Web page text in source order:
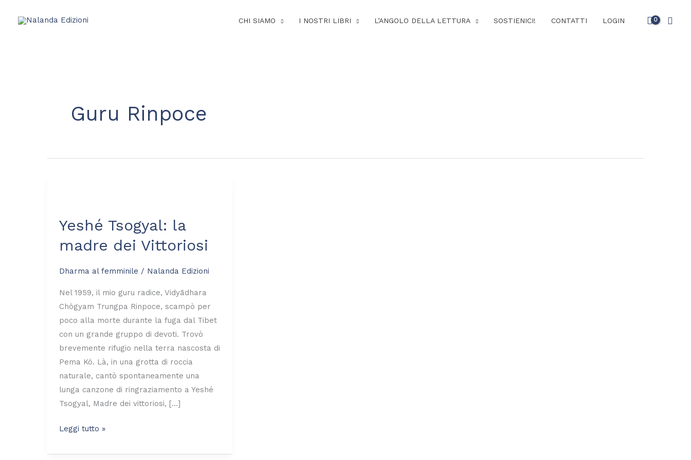
CHI SIAMO I NOSTRI LIBRI L’ANGOLO DELLA LETTURA SOSTIENICI! CONTATTI LOGIN
Guru Rinpoce
Yeshé Tsogyal: la
madre dei Vittoriosi
Dharma al femminile / Nalanda Edizioni
Nel 1959, il mio guru radice, Vidyādhara
Chögyam Trungpa Rinpoce, scampò per
poco alla morte durante la fuga dal Tibet
con un grande gruppo di devoti. Trovò
brevemente rifugio nella terra nascosta di
Pema Kö. Là, in una grotta di roccia
naturale, cantò spontaneamente una
lunga canzone di ringraziamento a Yeshé
Tsogyal, Madre dei vittoriosi, […]
la
dei
Leggi tutto »